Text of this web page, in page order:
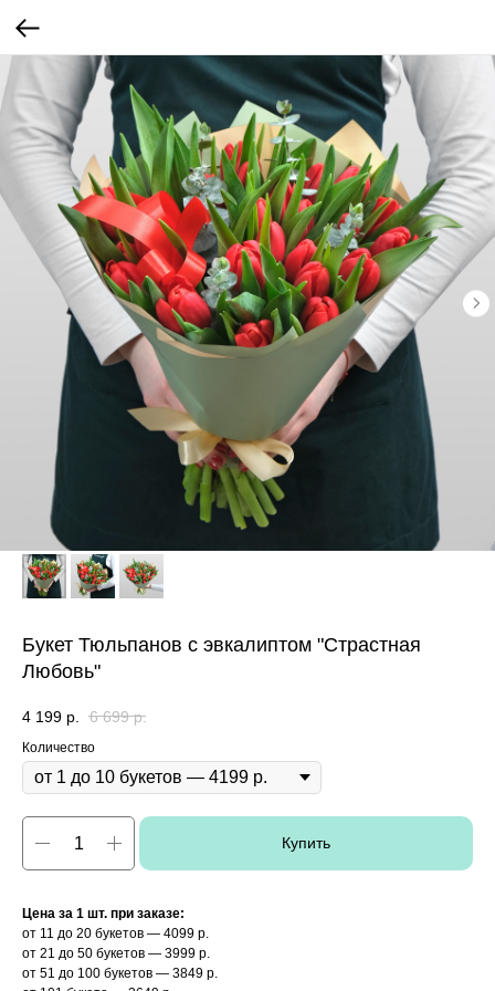
Букет Тюльпанов с эвкалиптом "Страстная
Любовь"
4 199 р. 6 699 р.
Количество
Купить
Цена за 1 шт. при заказе:
от 11 до 20 букетов — 4099 р.
от 21 до 50 букетов — 3999 р.
от 51 до 100 букетов — 3849 р.